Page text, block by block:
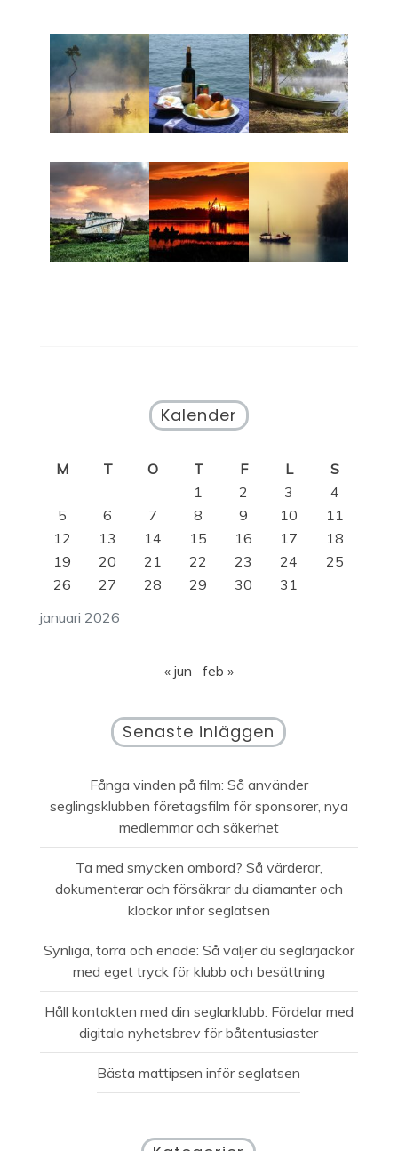
Kalender
januari 2026
M T O T F L
S
1
2 3
4
5
6 7 8 9 10
11
12
13 14 15 16 17
18
19
20 21 22 23 24
25
26
27 28 29 30 31
« jun feb »
Senaste inläggen
Fånga vinden på film: Så använder
seglingsklubben företagsfilm för sponsorer, nya
medlemmar och säkerhet
Ta med smycken ombord? Så värderar,
dokumenterar och försäkrar du diamanter och
klockor inför seglatsen
Synliga, torra och enade: Så väljer du seglarjackor
med eget tryck för klubb och besättning
Håll kontakten med din seglarklubb: Fördelar med
digitala nyhetsbrev för båtentusiaster
Bästa mattipsen inför seglatsen